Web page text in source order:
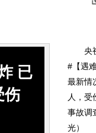
已
伤
央视
#【遇
最新情
人，受
事故调
光）